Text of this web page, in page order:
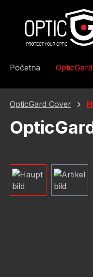
na glavni sadržaj
Preskoči na pretragu
Preskoči na glavnu
Početna
OpticGard Cover
Preskoči galeriju slika